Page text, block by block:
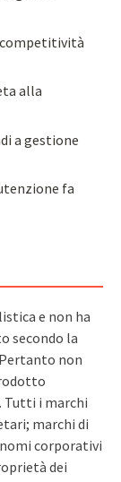
competitività
alla
a gestione
fa
e non ha
secondo la
non
Tutti i marchi
marchi di
corporativi
dei